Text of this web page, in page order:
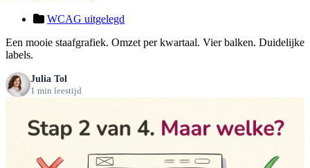
WCAG uitgelegd
Een mooie staafgrafiek. Omzet per kwartaal. Vier balken. Duidelijke
labels.
Julia Tol
1 min leestijd